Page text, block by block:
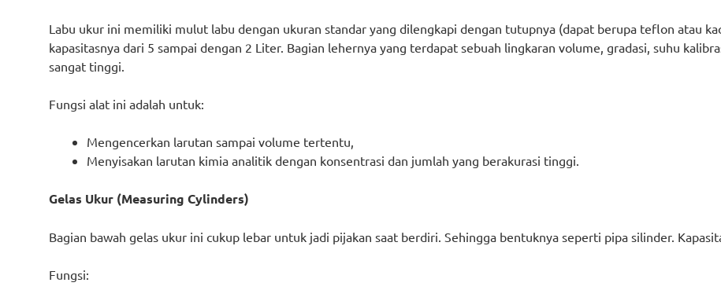
Labu ukur ini memiliki mulut labu dengan ukuran standar yang dilengkapi dengan tutupnya (dapat berupa teflon atau
kapasitasnya dari 5 sampai dengan 2 Liter. Bagian lehernya yang terdapat sebuah lingkaran volume, gradasi, suhu
sangat tinggi.
Fungsi alat ini adalah untuk:
Mengencerkan larutan sampai volume tertentu,
Menyisakan larutan kimia analitik dengan konsentrasi dan jumlah yang berakurasi tinggi.
Gelas Ukur (Measuring Cylinders)
Bagian bawah gelas ukur ini cukup lebar untuk jadi pijakan saat berdiri. Sehingga bentuknya seperti pipa silinder.
Fungsi: